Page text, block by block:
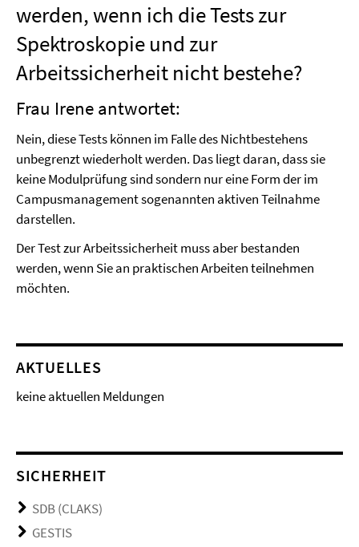
werden, wenn ich die Tests zur
Spektroskopie und zur
Arbeitssicherheit nicht bestehe?
Frau Irene antwortet:
Nein, diese Tests können im Falle des Nichtbestehens
unbegrenzt wiederholt werden. Das liegt daran, dass sie
keine Modulprüfung sind sondern nur eine Form der im
Campusmanagement sogenannten aktiven Teilnahme
darstellen.
Der Test zur Arbeitssicherheit muss aber bestanden
werden, wenn Sie an praktischen Arbeiten teilnehmen
möchten.
AKTUELLES
keine aktuellen Meldungen
SICHERHEIT
SDB (CLAKS)
GESTIS